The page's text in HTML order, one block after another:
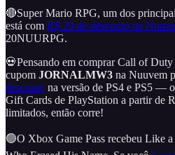
🔴Super Mario RPG, um dos
está com R$ 20 de desconto na
20NUURPG.
💀Pensando em comprar Call of
cupom JORNALMW3 na Nuuvem
desconto na versão de PS4 e PS5 —
Gift Cards de PlayStation a partir de
limitados, então corre!
🟢O Xbox Game Pass recebeu Like